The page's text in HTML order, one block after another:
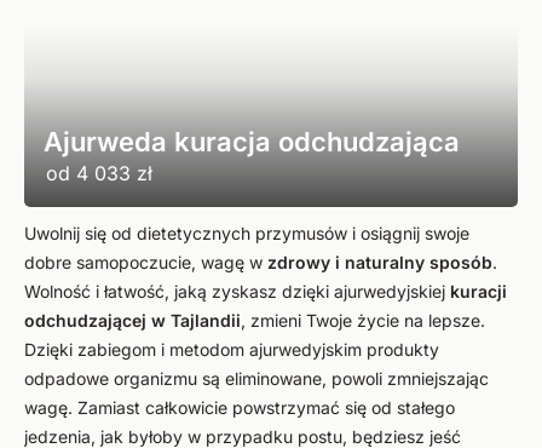
Ajurweda kuracja odchudzająca
od 4 033 zł
Uwolnij się od dietetycznych przymusów i osiągnij swoje
dobre samopoczucie, wagę w zdrowy i naturalny sposób.
Wolność i łatwość, jaką zyskasz dzięki ajurwedyjskiej kuracji
odchudzającej w Tajlandii, zmieni Twoje życie na lepsze.
Dzięki zabiegom i metodom ajurwedyjskim produkty
odpadowe organizmu są eliminowane, powoli zmniejszając
wagę. Zamiast całkowicie powstrzymać się od stałego
jedzenia, jak byłoby w przypadku postu, będziesz jeść